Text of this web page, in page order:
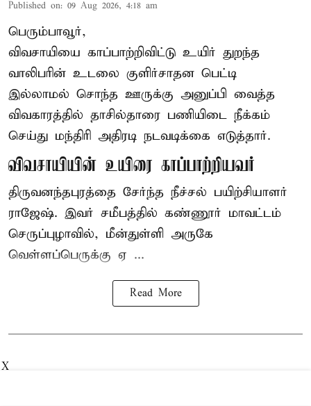
Published on: 09 Aug 2026, 4:18 am
பெரும்பாவூர்,
விவசாயியை காப்பாற்றிவிட்டு உயிர் துறந்த
வாலிபரின் உடலை குளிர்சாதன பெட்டி
இல்லாமல் சொந்த ஊருக்கு அனுப்பி வைத்த
விவகாரத்தில் தாசில்தாரை பணியிடை நீக்கம்
செய்து மந்திரி அதிரடி நடவடிக்கை எடுத்தார்.
விவசாயியின் உயிரை காப்பாற்றியவர்
திருவனந்தபுரத்தை சேர்ந்த நீச்சல் பயிற்சியாளர்
ராஜேஷ். இவர் சமீபத்தில் கண்ணூர் மாவட்டம்
செருப்புழாவில், மீன்துள்ளி அருகே
வெள்ளப்பெருக்கு ஏ ...
Read More
X